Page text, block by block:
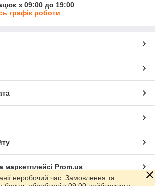
з 09:00 до 19:00
графік роботи
маркетплейсі Prom.ua
неробочий час. Замовлення та